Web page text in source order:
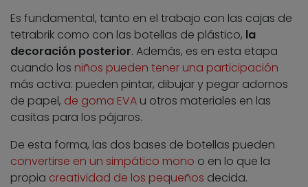
Es fundamental, tanto en el trabajo con las cajas de
tetrabrik como con las botellas de plástico, la
decoración posterior. Además, es en esta etapa
cuando los niños pueden tener una participación
más activa: pueden pintar, dibujar y pegar adornos
de papel, de goma EVA u otros materiales en las
casitas para los pájaros.
De esta forma, las dos bases de botellas pueden
convertirse en un simpático mono o en lo que la
propia creatividad de los pequeños decida.